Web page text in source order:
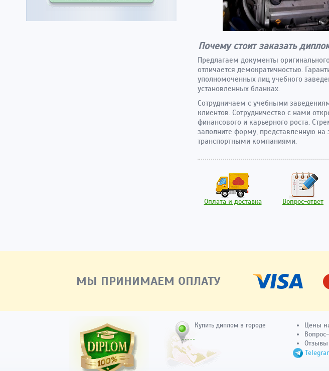
Почему стоит заказать
Предлагаем документы
отличается демократичностью.
уполномоченных лиц учебного
установленных бланках.
Сотрудничаем с учебными
клиентов. Сотрудничество с нами
финансового и карьерного роста.
заполните форму, представленную
транспортными компаниями.
Оплата и доставка Вопрос-ответ
МЫ ПРИНИМАЕМ ОПЛАТУ
Купить диплом в городе
Цены
Отзывы